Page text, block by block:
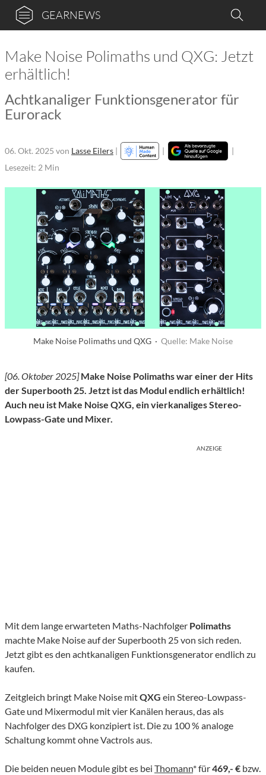
GEARNEWS
Make Noise Polimaths und QXG: Jetzt
erhältlich!
Achtkanaliger Funktionsgenerator für
Eurorack
06. Okt. 2025 von Lasse Eilers | |
|
Lesezeit: 2 Min
Make Noise Polimaths und QXG · Quelle: Make Noise
[06. Oktober 2025] Make Noise Polimaths war einer der Hits
der Superbooth 25. Jetzt ist das Modul endlich erhältlich!
Auch neu ist Make Noise QXG, ein vierkanaliges Stereo-
Lowpass-Gate und Mixer.
ANZEIGE
Mit dem lange erwarteten Maths-Nachfolger Polimaths
machte Make Noise auf der Superbooth 25 von sich reden.
Jetzt gibt es den achtkanaligen Funktionsgenerator endlich zu
kaufen.
Zeitgleich bringt Make Noise mitQXG ein Stereo-Lowpass-
Gate und Mixermodul mit vier Kanälen heraus, das als
Nachfolger des DXG konzipiert ist. Die zu 100 % analoge
Schaltung kommt ohne Vactrols aus.
Die beiden neuen Module gibt es bei Thomann* für469,- € bzw.